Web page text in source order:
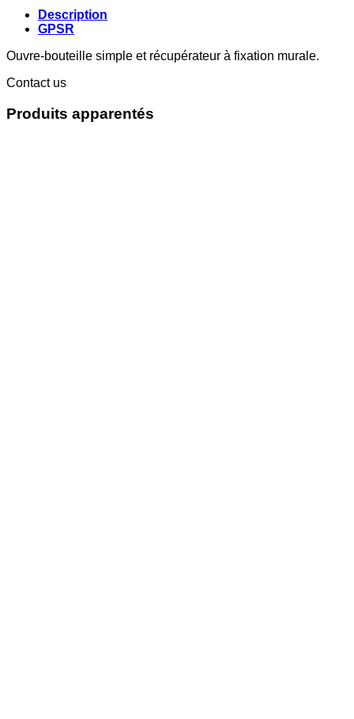
Description
GPSR
Ouvre-bouteille simple et récupérateur à fixation murale.
Contact us
Produits apparentés